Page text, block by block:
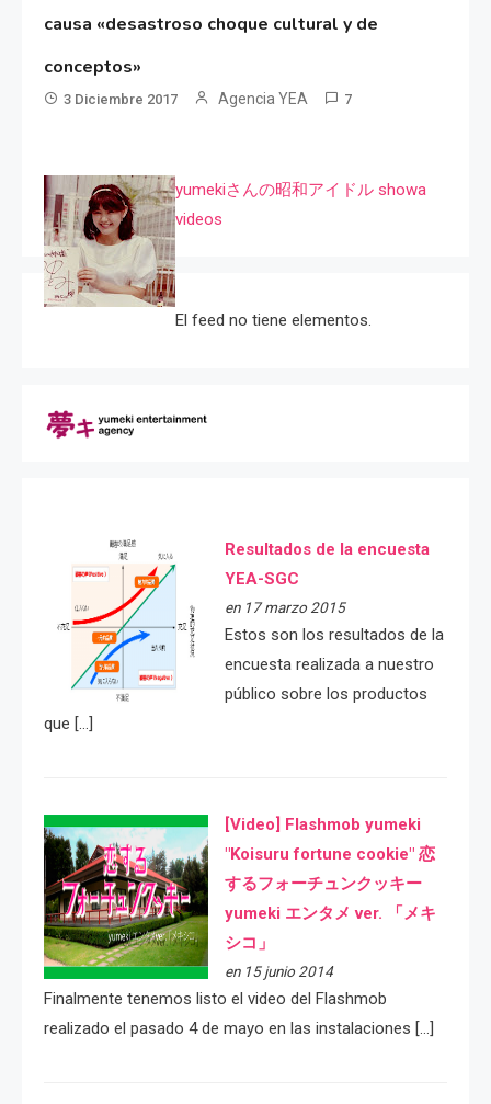
causa «desastroso choque cultural y de
conceptos»
3 Diciembre 2017 Agencia YEA 7
yumekiさんの昭和アイドル showa
videos
El feed no tiene elementos.
Resultados de la encuesta
YEA-SGC
en 17 marzo 2015
Estos son los resultados de la
encuesta realizada a nuestro
público sobre los productos
que […]
[Video] Flashmob yumeki
"Koisuru fortune cookie" 恋
するフォーチュンクッキー
yumeki エンタメ ver. 「メキ
シコ」
en 15 junio 2014
Finalmente tenemos listo el video del Flashmob
realizado el pasado 4 de mayo en las instalaciones […]